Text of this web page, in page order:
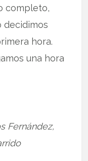
completo,
decidimos
hora.
una hora
Fernández,